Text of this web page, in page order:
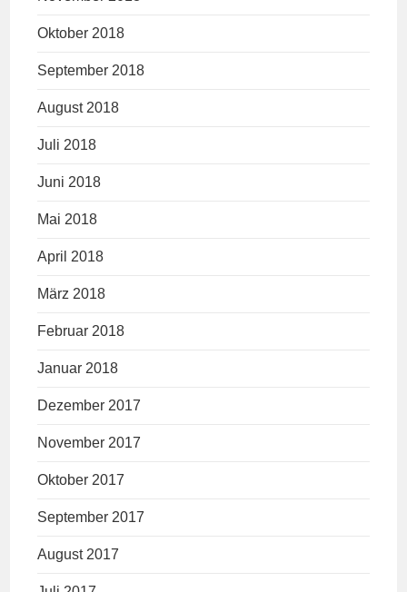
Oktober 2018
September 2018
August 2018
Juli 2018
Juni 2018
Mai 2018
April 2018
März 2018
Februar 2018
Januar 2018
Dezember 2017
November 2017
Oktober 2017
September 2017
August 2017